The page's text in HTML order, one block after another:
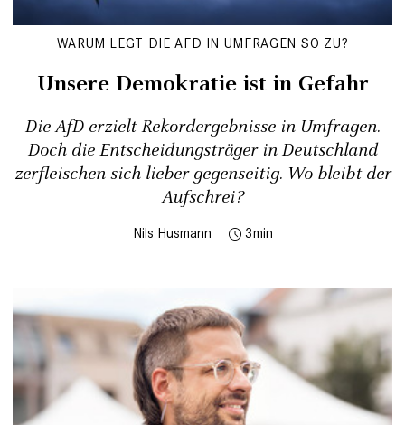
WARUM LEGT DIE AFD IN UMFRAGEN SO ZU?
Unsere Demokratie ist in Gefahr
Die AfD erzielt Rekordergebnisse in Umfragen.
Doch die Entscheidungsträger in Deutschland
zerfleischen sich lieber gegenseitig. Wo bleibt der
Aufschrei?
Nils Husmann 3